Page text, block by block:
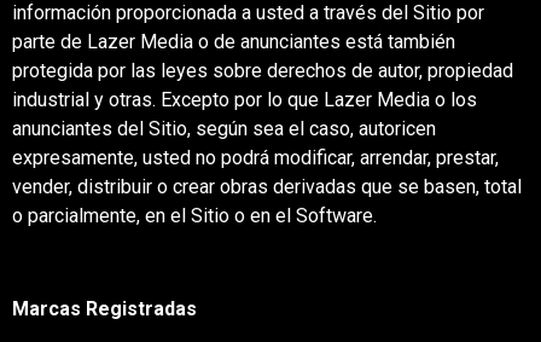
información proporcionada a usted a través del Sitio por
parte de Lazer Media o de anunciantes está también
protegida por las leyes sobre derechos de autor, propiedad
industrial y otras. Excepto por lo que Lazer Media o los
anunciantes del Sitio, según sea el caso, autoricen
expresamente, usted no podrá modificar, arrendar, prestar,
vender, distribuir o crear obras derivadas que se basen, total
o parcialmente, en el Sitio o en el Software.
Marcas Registradas